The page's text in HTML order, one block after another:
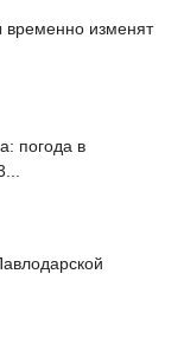
временно изменят
погода в